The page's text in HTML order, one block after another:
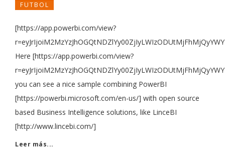
FUTBOL
[https://app.powerbi.com/view?
Here [https://app.powerbi.com/view?
you can see a nice sample combining PowerBI
[https://powerbi.microsoft.com/en-us/] with open source
based Business Intelligence solutions, like LinceBI
[http://www.lincebi.com/]
Leer más...